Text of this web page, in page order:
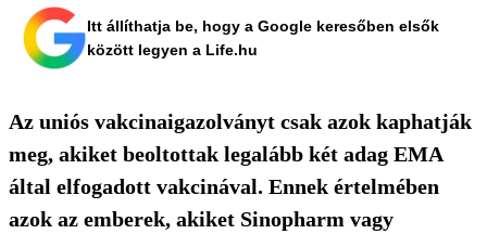
Itt állíthatja be, hogy a Google keresőben elsők
között legyen a Life.hu
Az uniós vakcinaigazolványt csak azok kaphatják
meg, akiket beoltottak legalább két adag EMA
által elfogadott vakcinával. Ennek értelmében
azok az emberek, akiket Sinopharm vagy